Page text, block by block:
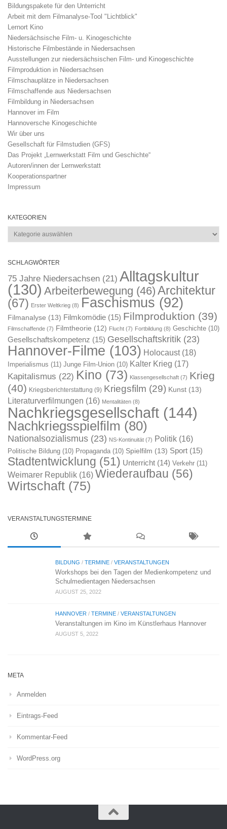
Bildungspakete für den Unterricht
Arbeit mit dem Filmanalyse-Tool "Lichtblick"
Lernort Kino
Niedersächsische Film- u. Kinogeschichte
Historische Filmbestände in Niedersachsen
Ausstellungen zur niedersächsischen Film- und Kinogeschichte
Filmproduktion in Niedersachsen
Filmschauplätze in Niedersachsen
Filmschaffende aus Niedersachsen
Filmbildung in Niedersachsen
Hannover im Film
Hannoversche Kinogeschichte
Wir über uns
Gesellschaft für Filmstudien (GFS)
Das Projekt „Lernwerkstatt Film und Geschichte“
Autoren/innen der Lernwerkstatt
Kooperationspartner
Impressum
KATEGORIEN
Kategorien
SCHLAGWÖRTER
75 Jahre Niedersachsen (21) Alltagskultur
(130) Arbeiterbewegung (46) Architektur
(67) Erster Weltkrieg (8) Faschismus (92)
Filmanalyse (13) Filmkomödie (15) Filmproduktion (39)
Filmschaffende (7) Filmtheorie (12) Flucht (7) Fortbildung (8) Geschichte (10)
Gesellschaftskompetenz (15) Gesellschaftskritik (23)
Hannover-Filme (103) Holocaust(18)
Imperialismus (11) Junge Film-Union (10) Kalter Krieg (17)
Kapitalismus (22) Kino (73) Klassengesellschaft (7) Krieg
(40) Kriegsberichterstattung (9) Kriegsfilm (29) Kunst (13)
Literaturverfilmungen (16) Mentalitäten (8)
Nachkriegsgesellschaft (144)
Nachkriegsspielfilm (80)
Nationalsozialismus (23) NS-Kontinuität (7) Politik (16)
Politische Bildung (10) Propaganda (10) Spielfilm (13) Sport (15)
Stadtentwicklung (51) Unterricht (14) Verkehr (11)
Weimarer Republik (16) Wiederaufbau (56)
Wirtschaft (75)
VERANSTALTUNGSTERMINE
BILDUNG / TERMINE / VERANSTALTUNGEN
Workshops bei den Tagen der Medienkompetenz und
Schulmedientagen Niedersachsen
AUGUST 25, 2022
HANNOVER / TERMINE / VERANSTALTUNGEN
Veranstaltungen im Kino im Künstlerhaus Hannover
AUGUST 5, 2022
META
Anmelden
Eintrags-Feed
Kommentar-Feed
WordPress.org